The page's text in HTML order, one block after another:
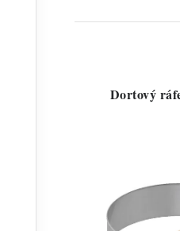
Dortový